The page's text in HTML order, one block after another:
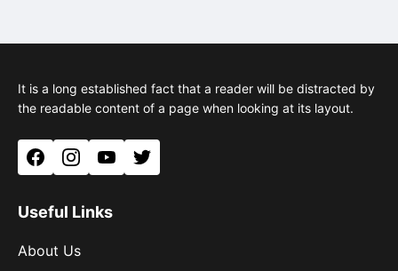
It is a long established fact that a reader will be distracted by
the readable content of a page when looking at its layout.
FacebookInstagramYouTubeTwitter
Useful Links
About Us